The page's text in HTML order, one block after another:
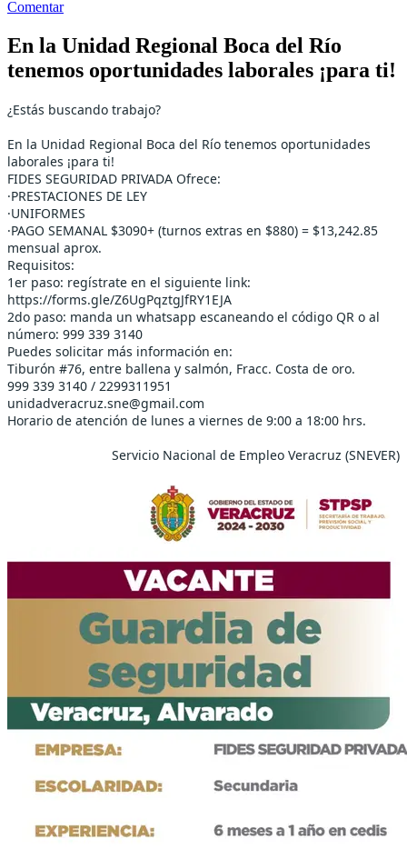
Comentar
En la Unidad Regional Boca del Río
tenemos oportunidades laborales ¡para ti!
¿Estás buscando trabajo?
En la Unidad Regional Boca del Río tenemos oportunidades
laborales ¡para ti!
FIDES SEGURIDAD PRIVADA Ofrece:
·PRESTACIONES DE LEY
·UNIFORMES
·PAGO SEMANAL $3090+ (turnos extras en $880) = $13,242.85
mensual aprox.
Requisitos:
1er paso: regístrate en el siguiente link:
https://forms.gle/Z6UgPqztgJfRY1EJA
2do paso: manda un whatsapp escaneando el código QR o al
número: 999 339 3140
Puedes solicitar más información en:
Tiburón #76, entre ballena y salmón, Fracc. Costa de oro.
999 339 3140 / 2299311951
unidadveracruz.sne@gmail.com
Horario de atención de lunes a viernes de 9:00 a 18:00 hrs.
Servicio Nacional de Empleo Veracruz (SNEVER)